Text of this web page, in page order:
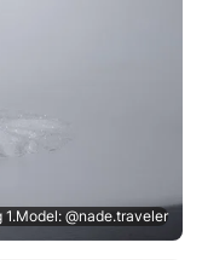
@nade.traveler